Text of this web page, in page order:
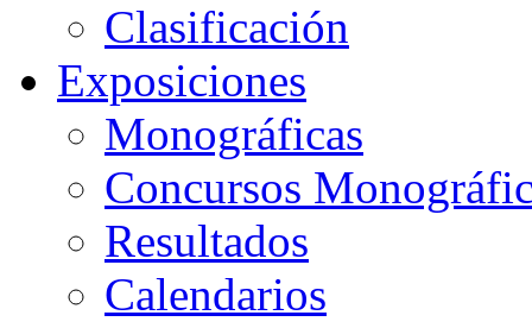
Clasificación
Exposiciones
Monográficas
Concursos
Resultados
Calendarios